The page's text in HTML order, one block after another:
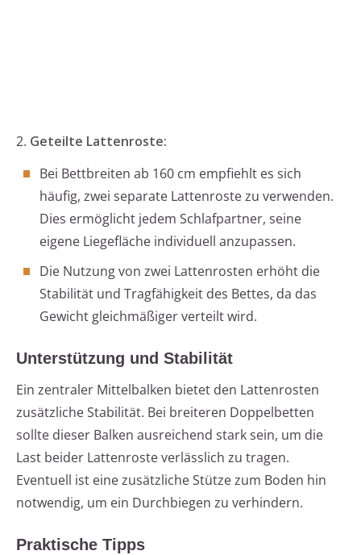
2. Geteilte Lattenroste:
Bei Bettbreiten ab 160 cm empfiehlt es sich
häufig, zwei separate Lattenroste zu verwenden.
Dies ermöglicht jedem Schlafpartner, seine
eigene Liegefläche individuell anzupassen.
Die Nutzung von zwei Lattenrosten erhöht die
Stabilität und Tragfähigkeit des Bettes, da das
Gewicht gleichmäßiger verteilt wird.
Unterstützung und Stabilität
Ein zentraler Mittelbalken bietet den Lattenrosten
zusätzliche Stabilität. Bei breiteren Doppelbetten
sollte dieser Balken ausreichend stark sein, um die
Last beider Lattenroste verlässlich zu tragen.
Eventuell ist eine zusätzliche Stütze zum Boden hin
notwendig, um ein Durchbiegen zu verhindern.
Praktische Tipps